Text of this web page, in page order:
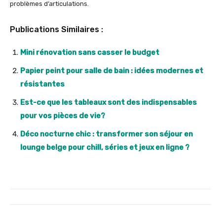
problèmes d’articulations.
Publications Similaires :
Mini rénovation sans casser le budget
Papier peint pour salle de bain : idées modernes et
résistantes
Est-ce que les tableaux sont des indispensables
pour vos pièces de vie?
Déco nocturne chic : transformer son séjour en
lounge belge pour chill, séries et jeux en ligne ?